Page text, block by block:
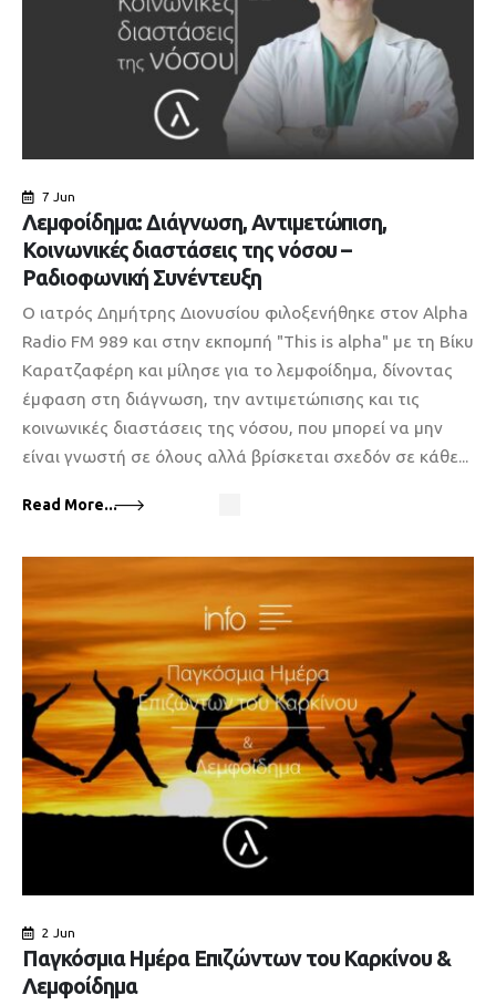
7 Jun
Λεμφοίδημα: Διάγνωση, Αντιμετώπιση,
Κοινωνικές διαστάσεις της νόσου –
Ραδιοφωνική Συνέντευξη
O ιατρός Δημήτρης Διονυσίου φιλοξενήθηκε στον Alpha
Radio FM 989 και στην εκπομπή "This is alpha" με τη Βίκυ
Καρατζαφέρη και μίλησε για το λεμφοίδημα, δίνοντας
έμφαση στη διάγνωση, την αντιμετώπισης και τις
κοινωνικές διαστάσεις της νόσου, που μπορεί να μην
είναι γνωστή σε όλους αλλά βρίσκεται σχεδόν σε κάθε...
Read More...
2 Jun
Παγκόσμια Ημέρα Επιζώντων του Καρκίνου &
Λεμφοίδημα